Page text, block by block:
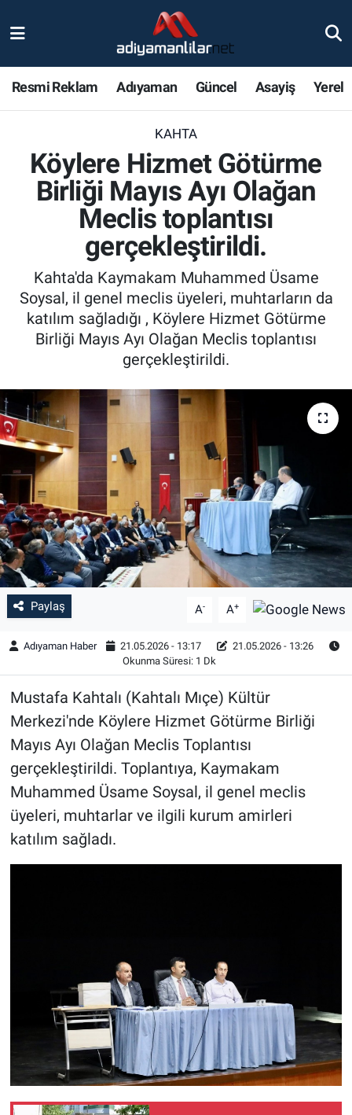
Resmi Reklam Adıyaman Güncel Asayiş Yerel
KAHTA
Köylere Hizmet Götürme
Birliği Mayıs Ayı Olağan
Meclis toplantısı
gerçekleştirildi.
Kahta'da Kaymakam Muhammed Üsame
Soysal, il genel meclis üyeleri, muhtarların da
katılım sağladığı , Köylere Hizmet Götürme
Birliği Mayıs Ayı Olağan Meclis toplantısı
gerçekleştirildi.
Paylaş A- A+
Adıyaman Haber 21.05.2026 - 13:17
21.05.2026 - 13:26
Okunma Süresi: 1 Dk
Mustafa Kahtalı (Kahtalı Mıçe) Kültür
Merkezi'nde Köylere Hizmet Götürme Birliği
Mayıs Ayı Olağan Meclis Toplantısı
gerçekleştirildi. Toplantıya, Kaymakam
Muhammed Üsame Soysal, il genel meclis
üyeleri, muhtarlar ve ilgili kurum amirleri
katılım sağladı.
Magazin
Bölge Haberleri
Gündem
Asayiş
Sağlık
Kültür Sanat
Eğitim
Ekonomi
Yaşam
Çevre
BİLİM VE TEKNOLOJİ
Şambayat Haber
Nöbetçi Eczaneler
Adiyaman Namaz Vakitleri
Trafik Durumu
Süper Lig Puan Durumu ve Fikstür
Tüm Manşetler
Son Dakika Haberleri
Haber Arşivi